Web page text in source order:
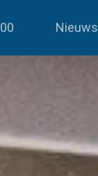
Nieuws